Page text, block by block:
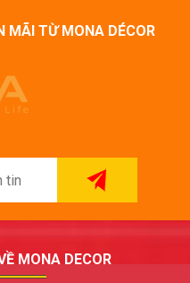
MÃI TỪ MONA DÉCOR
MONA DECOR